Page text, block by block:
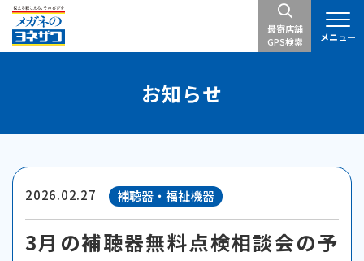
最寄店舗
GPS検索
お知らせ
2026.02.27 補聴器・福祉機器
3月の補聴器無料点検相談会の予
メニュー